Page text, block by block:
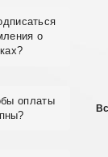
о
оплаты